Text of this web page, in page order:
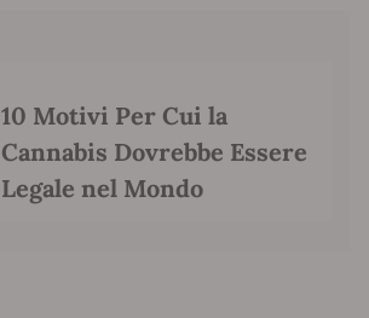
10 Motivi Per Cui la
Cannabis Dovrebbe Essere
Legale nel Mondo